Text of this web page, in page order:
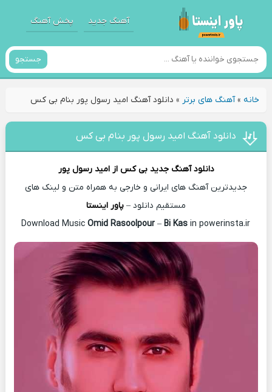
آهنگ جدید پخش آهنگ
جستجو
خانه»آهنگ های برتر » دانلود آهنگ امید رسول پور بنام بی کس
دانلود آهنگ امید رسول پور بنام بی کس
دانلود آهنگ جدید بی کس ازامید رسول پور
جدیدترین آهنگ های ایرانی و خارجی به همراه متن و لینک های
مستقیم دانلود – پاور اینستا
Omid Rasoolpour – Bi Kas in powerinsta.ir